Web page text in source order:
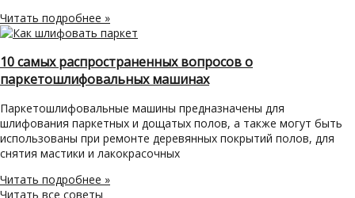
Читать подробнее »
10 самых распространенных вопросов о
паркетошлифовальных машинах
Паркетошлифовальные машины предназначены для
шлифования паркетных и дощатых полов, а также могут быть
использованы при ремонте деревянных покрытий полов, для
снятия мастики и лакокрасочных
Читать подробнее »
Читать все советы